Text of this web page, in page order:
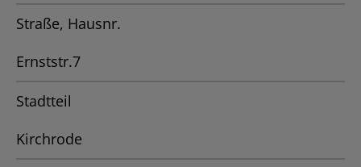
Straße, Hausnr.
Ernststr.7
Stadtteil
Kirchrode